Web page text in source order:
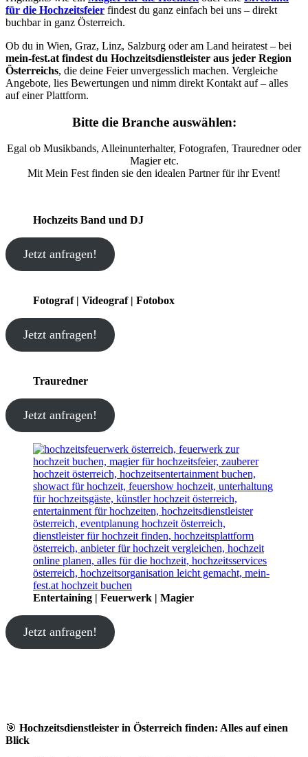
für die Hochzeitsfeier findest du ganz einfach bei uns – direkt
buchbar in ganz Österreich.
Ob du in Wien, Graz, Linz, Salzburg oder am Land heiratest – bei
mein-fest.at findest du Hochzeitsdienstleister aus jeder Region
Österreichs, die deine Feier unvergesslich machen. Vergleiche
Angebote, lies Bewertungen und nimm direkt Kontakt auf – alles
auf einer Plattform.
Bitte die Branche auswählen:
Egal ob Musikbands, Alleinunterhalter, Fotografen, Trauredner oder
Magier etc.
Mit Mein Fest finden sie den idealen Partner für ihr Event!
Hochzeits Band und DJ
Jetzt anfragen!
Fotograf | Videograf | Fotobox
Jetzt anfragen!
Trauredner
Jetzt anfragen!
Entertaining | Feuerwerk | Magier
Jetzt anfragen!
🎯 Hochzeitsdienstleister in Österreich finden: Alles auf einen
Blick